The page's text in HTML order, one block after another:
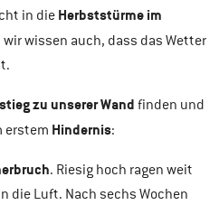
in die Herbststürme im
wissen auch, dass das Wetter
zu unserer Wand finden und
erstem Hindernis:
. Riesig hoch ragen weit
die Luft. Nach sechs Wochen